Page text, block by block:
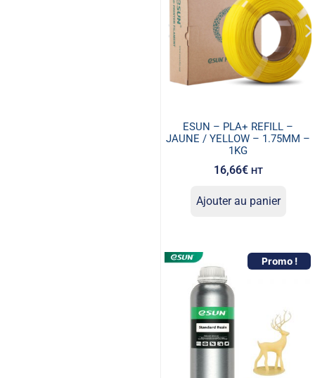
ESUN – PLA+ REFILL –
JAUNE / YELLOW – 1.75MM –
1KG
16,66€ HT
Ajouter au panier
Promo !